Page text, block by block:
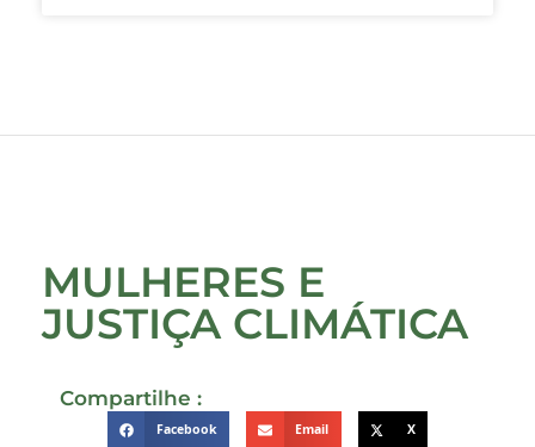
MULHERES E
JUSTIÇA CLIMÁTICA
Compartilhe :
Facebook Email X